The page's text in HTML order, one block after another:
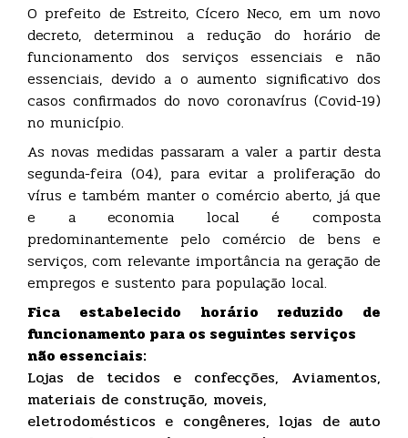
O prefeito de Estreito, Cícero Neco, em um novo
decreto, determinou a redução do horário de
funcionamento dos serviços essenciais e não
essenciais, devido a o aumento significativo dos
casos confirmados do novo coronavírus (Covid-19)
no município.
As novas medidas passaram a valer a partir desta
segunda-feira (04), para evitar a proliferação do
vírus e também manter o comércio aberto, já que
e a economia local é composta
predominantemente pelo comércio de bens e
serviços, com relevante importância na geração de
empregos e sustento para população local.
Fica estabelecido horário reduzido de
funcionamento para os seguintes serviços
não essenciais:
Lojas de tecidos e confecções, Aviamentos,
materiais de construção, moveis,
eletrodomésticos e congêneres, lojas de auto